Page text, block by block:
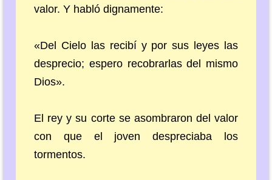
valor. Y habló dignamente:
«Del Cielo las recibí y por sus leyes las
desprecio; espero recobrarlas del mismo
Dios».
El rey y su corte se asombraron del valor
con que el joven despreciaba los
tormentos.